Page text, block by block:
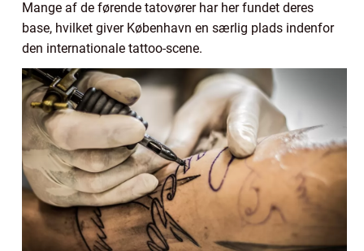
Mange af de førende tatovører har her fundet deres
base, hvilket giver København en særlig plads indenfor
den internationale tattoo-scene.